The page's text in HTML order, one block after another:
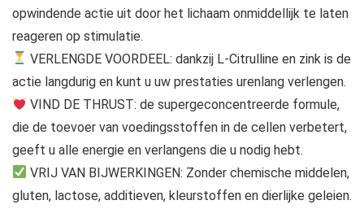
opwindende actie uit door het lichaam onmiddellijk te laten
reageren op stimulatie.
VERLENGDE VOORDEEL: dankzij L-Citrulline en zink is de
actie langdurig en kunt u uw prestaties urenlang verlengen.
VIND DE THRUST: de supergeconcentreerde formule,
die de toevoer van voedingsstoffen in de cellen verbetert,
geeft u alle energie en verlangens die u nodig hebt.
VRIJ VAN BIJWERKINGEN: Zonder chemische middelen,
gluten, lactose, additieven, kleurstoffen en dierlijke geleien.